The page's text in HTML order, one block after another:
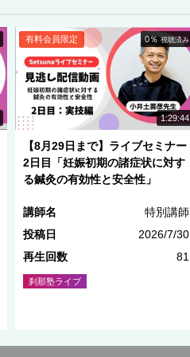
1:29:44
0％視聴済み
有料会員限定
NEW
【8月29日まで】ライブセミナー
2日目「妊娠初期の諸症状に対す
る鍼灸の有効性と安全性」
講師名
特別講師
投稿日
2026/7/30
再生回数
81
刹那塾ライブ